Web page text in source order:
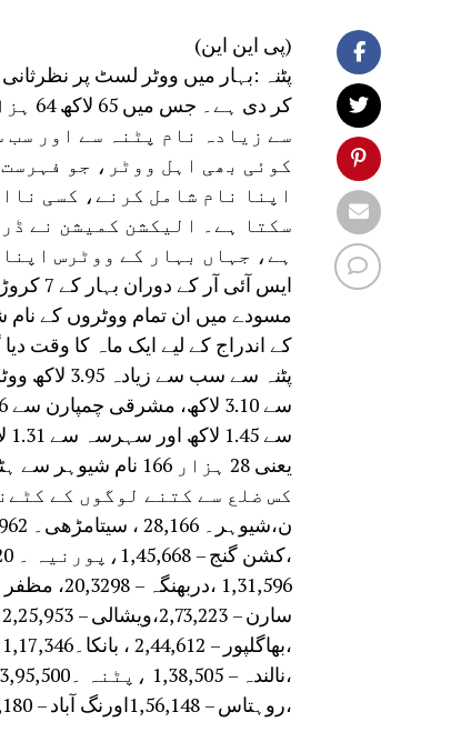
(پی این این)
سے زیادہ نام پٹنہ سے اور سب
کوئی بھی اہل ووٹر، جو
اپنا نام شامل کرنے، کسی
سکتا ہے۔ الیکشن کمیشن نے
ہے، جہاں بہار کے ووٹرس
مسودے میں ان تمام ووٹروں کے نام
کے اندراج کے لیے ایک ماہ کا وقت
یعنی 28 ہزار 166 نام شیوہر سے ہٹائے گئے ہیں۔ اروال سے 30 ہزار نام نکالے گئے ہیں۔
،روہتاس – 1,56,148اورنگ آباد – 30,180 ،جہان آباد – 53,089 کے نام حذف کیے گئےہیں۔